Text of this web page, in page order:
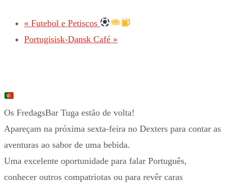
« Futebol e Petiscos
Portugisisk-Dansk Café »
Os FredagsBar Tuga estão de volta!
Apareçam na próxima sexta-feira no Dexters para contar as
aventuras ao sabor de uma bebida.
Uma excelente oportunidade para falar Português,
conhecer outros compatriotas ou para revêr caras